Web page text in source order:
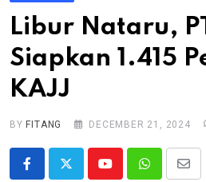
Kolom
Libur Nataru,
Siapkan 1.415
KAJJ
BY FITANG DECEMBER 21, 2024
YoutubeWhatsappShare